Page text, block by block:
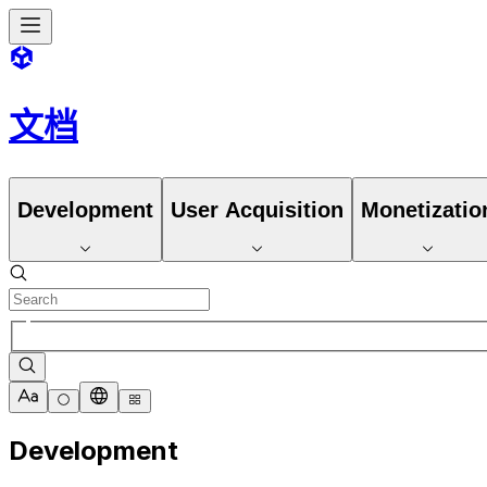
文档
Development User Acquisition
Development